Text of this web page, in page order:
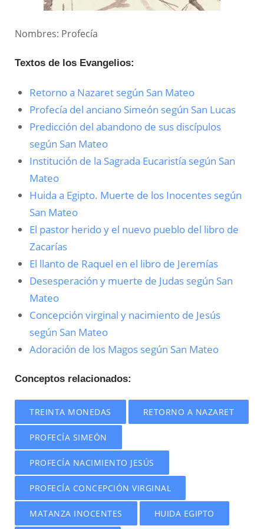
Nombres: Profecía
Textos de los Evangelios:
Retorno a Nazaret según San Mateo
Profecía del anciano Simeón según San Lucas
Predicción del abandono de sus discípulos
según San Mateo
Institución de la Sagrada Eucaristía según San
Mateo
Huida a Egipto. Muerte de los Inocentes según
San Mateo
El pastor herido y el nuevo pueblo del libro de
Zacarías
El llanto de Raquel en el libro de Jeremías
Desesperación y muerte de Judas según San
Mateo
Concepción virginal y nacimiento de Jesús
según San Mateo
Adoración de los Magos según San Mateo
Conceptos relacionados:
TREINTA MONEDAS RETORNO A NAZARET
PROFECÍA SIMEÓN
PROFECÍA NACIMIENTO JESÚS
PROFECÍA CONCEPCIÓN VIRGINAL
MATANZA INOCENTES HUIDA EGIPTO